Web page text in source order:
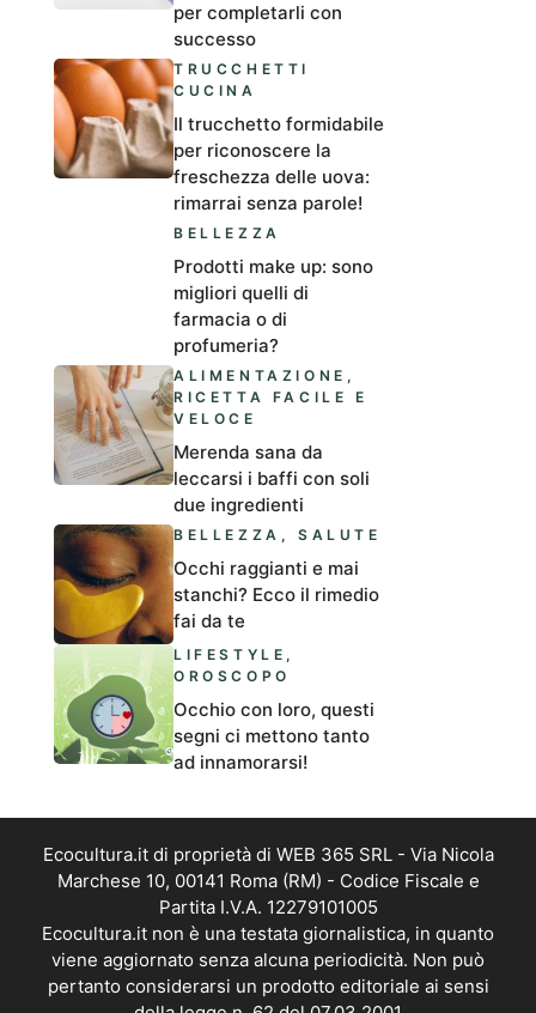
per completarli con
successo
TRUCCHETTI
CUCINA
Il trucchetto formidabile
per riconoscere la
freschezza delle uova:
rimarrai senza parole!
BELLEZZA
Prodotti make up: sono
migliori quelli di
farmacia o di
profumeria?
ALIMENTAZIONE ,
RICETTA FACILE E
VELOCE
Merenda sana da
leccarsi i baffi con soli
due ingredienti
BELLEZZA ,SALUTE
Occhi raggianti e mai
stanchi? Ecco il rimedio
fai da te
LIFESTYLE ,
OROSCOPO
Occhio con loro, questi
segni ci mettono tanto
ad innamorarsi!
Ecocultura.it di proprietà di WEB 365 SRL - Via Nicola
Marchese 10, 00141 Roma (RM) - Codice Fiscale e
Partita I.V.A. 12279101005
Ecocultura.it non è una testata giornalistica, in quanto
viene aggiornato senza alcuna periodicità. Non può
pertanto considerarsi un prodotto editoriale ai sensi